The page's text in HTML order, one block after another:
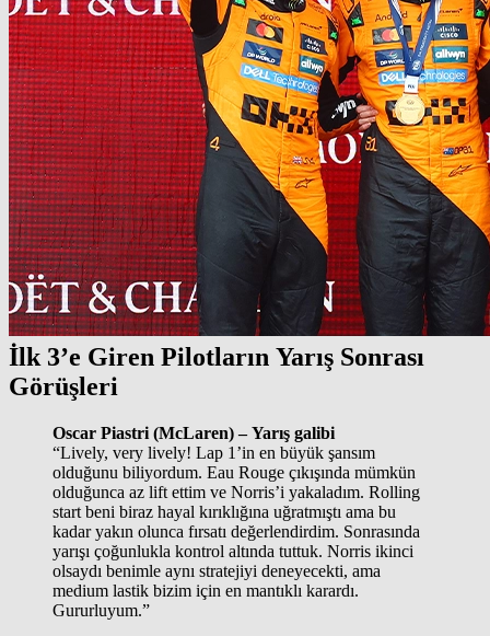
İlk 3’e Giren Pilotların Yarış Sonrası
Görüşleri
Oscar Piastri (McLaren) – Yarış galibi
“Lively, very lively! Lap 1’in en büyük şansım
olduğunu biliyordum. Eau Rouge çıkışında mümkün
olduğunca az lift ettim ve Norris’i yakaladım. Rolling
start beni biraz hayal kırıklığına uğratmıştı ama bu
kadar yakın olunca fırsatı değerlendirdim. Sonrasında
yarışı çoğunlukla kontrol altında tuttuk. Norris ikinci
olsaydı benimle aynı stratejiyi deneyecekti, ama
medium lastik bizim için en mantıklı karardı.
Gururluyum.”